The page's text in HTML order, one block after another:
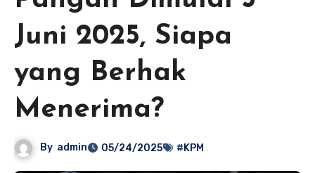
Juni 2025, Siapa
yang Berhak
Menerima?
By admin 05/24/2025 #KPM